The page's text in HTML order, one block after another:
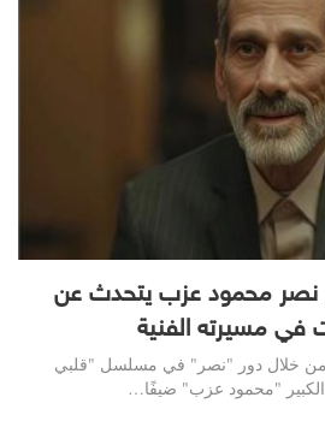
نصر محمود عزب يتحدث عن
في مسيرته الفنية
من خلال دور "نصر" في مسلسل "قلبي
الكبير "محمود عزب" ضيفًا…